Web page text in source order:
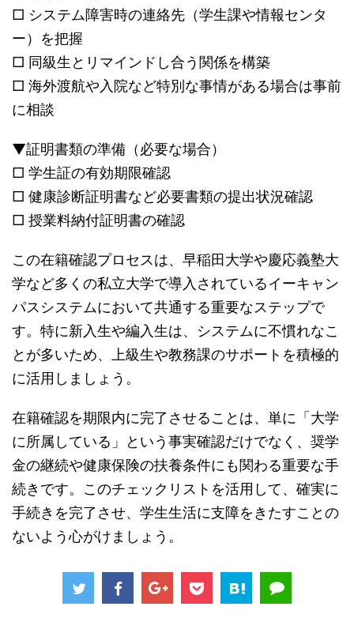
□ システム障害時の連絡先（学生課や情報センタ
ー）を把握
□ 同級生とリマインドし合う関係を構築
□ 海外渡航や入院など特別な事情がある場合は事前
に相談
▼証明書類の準備（必要な場合）
□ 学生証の有効期限確認
□ 健康診断証明書など必要書類の提出状況確認
□ 授業料納付証明書の確認
この在籍確認プロセスは、早稲田大学や慶応義塾大
学など多くの私立大学で導入されているイーキャン
パスシステムにおいて共通する重要なステップで
す。特に新入生や編入生は、システムに不慣れなこ
とが多いため、上級生や教務課のサポートを積極的
に活用しましょう。
在籍確認を期限内に完了させることは、単に「大学
に所属している」という事実確認だけでなく、奨学
金の継続や健康保険の扶養条件にも関わる重要な手
続きです。このチェックリストを活用して、確実に
手続きを完了させ、学生生活に支障をきたすことの
ないよう心がけましょう。